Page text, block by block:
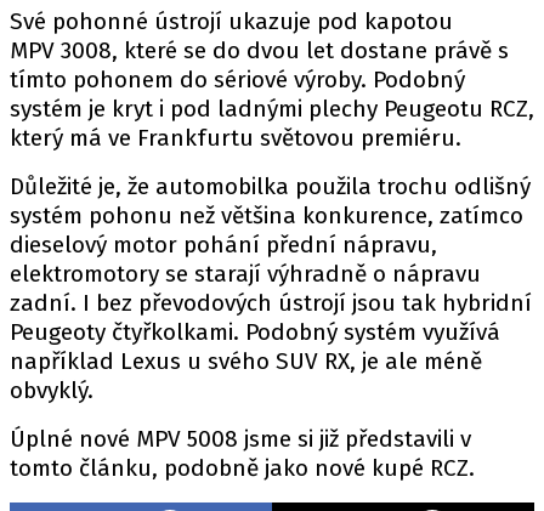
ČEŠI V AKCI
FIA CEZ & POHÁRY
MEZINÁRODNÍ SCÉNA
Máte příběh, fotku nebo video?
Pošlete e-mail na autoroad.cz
ETICKÝ KODEX
VYDAVATEL
INZERCE
Své pohonné ústrojí ukazuje pod kapotou
MPV 3008, které se do dvou let dostane právě s
tímto pohonem do sériové výroby. Podobný
systém je kryt i pod ladnými plechy Peugeotu RCZ,
který má ve Frankfurtu světovou premiéru.
Důležité je, že automobilka použila trochu odlišný
systém pohonu než většina konkurence, zatímco
dieselový motor pohání přední nápravu,
elektromotory se starají výhradně o nápravu
zadní. I bez převodových ústrojí jsou tak hybridní
Peugeoty čtyřkolkami. Podobný systém využívá
například Lexus u svého SUV RX, je ale méně
obvyklý.
Úplné nové MPV 5008 jsme si již představili v
tomto článku, podobně jako nové kupé RCZ.